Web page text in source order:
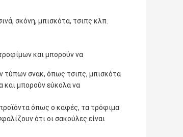
σκόνη, μπισκότα, τσιπς κλπ.
και μπορούν να
τύπων σνακ, όπως τσιπς, μπισκότα
και μπορούν εύκολα να
όπως ο καφές, τα τρόφιμα
ότι οι σακούλες είναι